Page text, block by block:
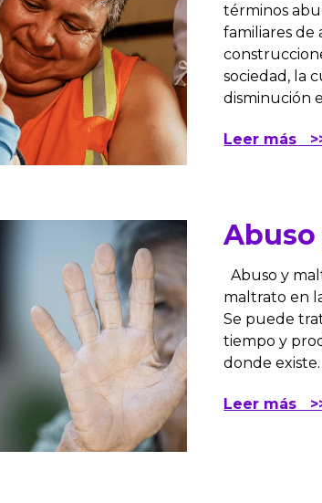
términos
familiares de
sociedad, la
disminución
Leer más
Abuso y
maltrato en
Se puede
tiempo y
donde
Leer más